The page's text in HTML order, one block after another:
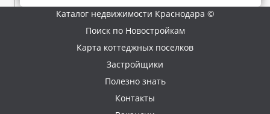
Каталог недвижимости Краснодара ©
Поиск по Новостройкам
Карта коттеджных поселков
Застройщики
Полезно знать
Контакты